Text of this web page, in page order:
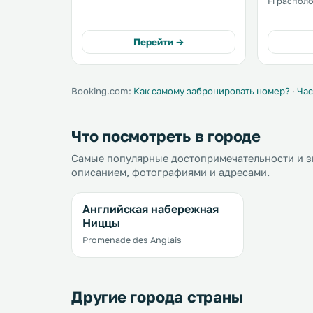
Fi. .
Перейти →
Booking.com: Как самому забронировать номер? ·
Что посмотреть в городе
Самые популярные достопримечательности и
описанием, фотографиями и адресами.
Английская набережная
Ниццы
Promenade des Anglais
Другие города страны